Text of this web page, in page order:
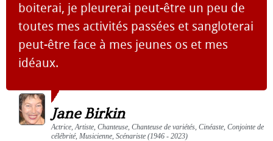
boiterai, je pleurerai peut-être un peu de
toutes mes activités passées et sangloterai
peut-être face à mes jeunes os et mes
idéaux.
Jane Birkin
Actrice, Artiste, Chanteuse, Chanteuse de variétés, Cinéaste, Conjointe de
célébrité, Musicienne, Scénariste (1946 - 2023)